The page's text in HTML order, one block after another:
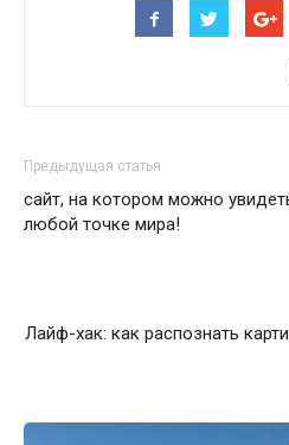
Предыдущая статья
сайт, на котором можно
любой точке мира!
Лайф-хак: как распознать